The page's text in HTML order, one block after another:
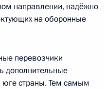
направлении, надёжно
на оборонные
перевозчики
дополнительные
юге страны. Тем самым